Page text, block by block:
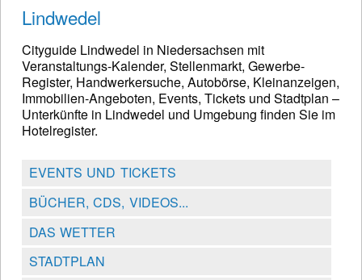
Lindwedel
Cityguide Lindwedel in Niedersachsen mit
Veranstaltungs-Kalender, Stellenmarkt, Gewerbe-
Register, Handwerkersuche, Autobörse, Kleinanzeigen,
Immobilien-Angeboten, Events, Tickets und Stadtplan –
Unterkünfte in Lindwedel und Umgebung finden Sie im
Hotelregister.
EVENTS UND TICKETS
BÜCHER, CDS, VIDEOS...
DAS WETTER
STADTPLAN